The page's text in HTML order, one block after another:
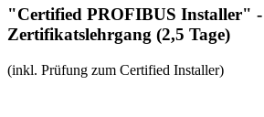
"Certified PROFIBUS Installer" -
Zertifikatslehrgang (2,5 Tage)
(inkl. Prüfung zum Certified Installer)